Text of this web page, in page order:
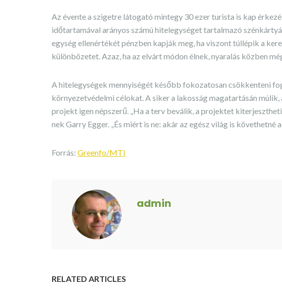
Az évente a szigetre látogató mintegy 30 ezer turista is kap
időtartamával arányos számú hitelegységet tartalmazó
egység ellenértékét pénzben kapják meg, ha viszont túllépik a
különbözetet. Azaz, ha az elvárt módon élnek, nyaralás közben
A hitelegységek mennyiségét később fokozatosan csökkenteni
környezetvédelmi célokat. A siker a lakosság magatartásán
projekt igen népszerű. „Ha a terv beválik, a projektet
nek Garry Egger. „És miért is ne: akár az egész világ is követhetné
Forrás: Greenfo/MTI
admin
RELATED ARTICLES